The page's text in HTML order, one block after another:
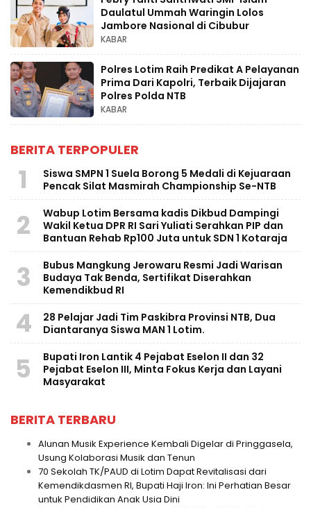
Daulatul Ummah Waringin Lolos
Jambore Nasional di Cibubur
KABAR
Polres Lotim Raih Predikat A Pelayanan
Prima Dari Kapolri, Terbaik Dijajaran
Polres Polda NTB
KABAR
BERITA TERPOPULER
1
Siswa SMPN 1 Suela Borong 5 Medali di Kejuaraan
Pencak Silat Masmirah Championship Se-NTB
2
Wabup Lotim Bersama kadis Dikbud Dampingi
Wakil Ketua DPR RI Sari Yuliati Serahkan PIP dan
Bantuan Rehab Rp100 Juta untuk SDN 1 Kotaraja
3
Bubus Mangkung Jerowaru Resmi Jadi Warisan
Budaya Tak Benda, Sertifikat Diserahkan
Kemendikbud RI
4
28 Pelajar Jadi Tim Paskibra Provinsi NTB, Dua
Diantaranya Siswa MAN 1 Lotim.
5
Bupati Iron Lantik 4 Pejabat Eselon II dan 32
Pejabat Eselon III, Minta Fokus Kerja dan Layani
Masyarakat
BERITA TERBARU
Alunan Musik Experience Kembali Digelar di Pringgasela,
Usung Kolaborasi Musik dan Tenun
70 Sekolah TK/PAUD di Lotim Dapat Revitalisasi dari
Kemendikdasmen RI, Bupati Haji Iron: Ini Perhatian Besar
untuk Pendidikan Anak Usia Dini